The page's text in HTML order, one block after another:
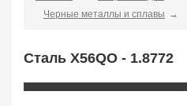
Черные металлы и сплавы
Сталь X56QO - 1.8772